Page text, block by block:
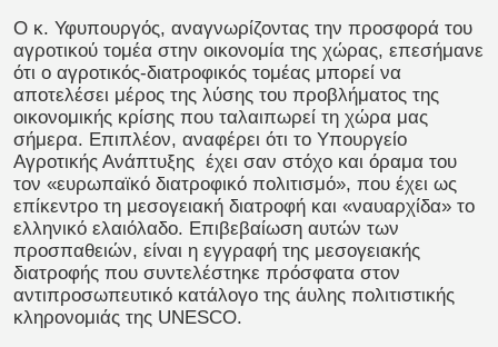
Ο κ. Υφυπουργός, αναγνωρίζοντας την προσφορά του
αγροτικού τομέα στην οικονομία της χώρας, επεσήμανε
ότι ο αγροτικός-διατροφικός τομέας μπορεί να
αποτελέσει μέρος της λύσης του προβλήματος της
οικονομικής κρίσης που ταλαιπωρεί τη χώρα μας
σήμερα. Επιπλέον, αναφέρει ότι το Υπουργείο
Αγροτικής Ανάπτυξης έχει σαν στόχο και όραμα του
τον «ευρωπαϊκό διατροφικό πολιτισμό», που έχει ως
επίκεντρο τη μεσογειακή διατροφή και «ναυαρχίδα» το
ελληνικό ελαιόλαδο. Επιβεβαίωση αυτών των
προσπαθειών, είναι η εγγραφή της μεσογειακής
διατροφής που συντελέστηκε πρόσφατα στον
αντιπροσωπευτικό κατάλογο της άυλης πολιτιστικής
κληρονομιάς της UNESCO.